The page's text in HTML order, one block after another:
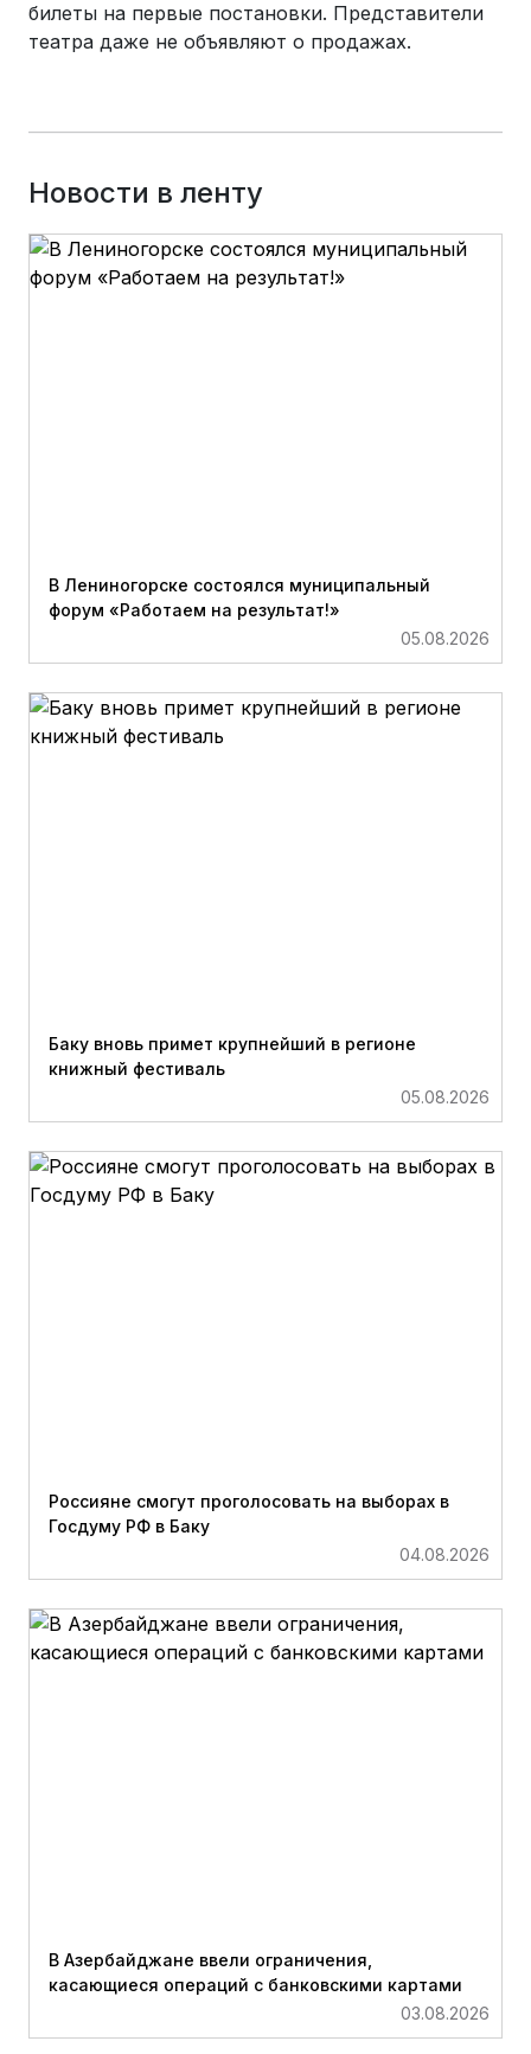
билеты на первые постановки. Представители
театра даже не объявляют о продажах.
Новости в ленту
В Лениногорске состоялся муниципальный
форум «Работаем на результат!»
05.08.2026
Баку вновь примет крупнейший в регионе
книжный фестиваль
05.08.2026
Россияне смогут проголосовать на выборах в
Госдуму РФ в Баку
04.08.2026
В Азербайджане ввели ограничения,
касающиеся операций с банковскими картами
03.08.2026